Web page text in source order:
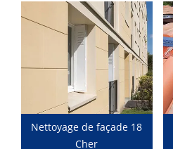
Nettoyage de façade 18
Cher